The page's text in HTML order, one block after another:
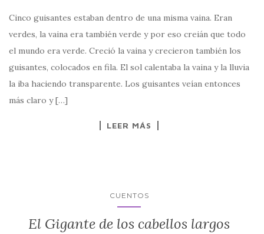
Cinco guisantes estaban dentro de una misma vaina. Eran
verdes, la vaina era también verde y por eso creián que todo
el mundo era verde. Creció la vaina y crecieron también los
guisantes, colocados en fila. El sol calentaba la vaina y la lluvia
la iba haciendo transparente. Los guisantes veían entonces
más claro y […]
LEER MÁS
CUENTOS
El Gigante de los cabellos largos